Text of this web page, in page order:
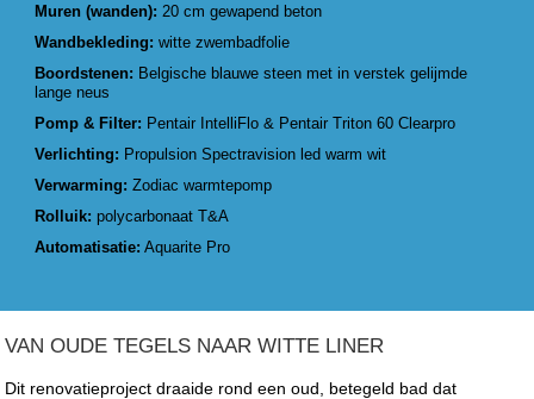
Muren (wanden): 20 cm gewapend beton
Wandbekleding:witte zwembadfolie
Boordstenen: Belgische blauwe steen met in verstek gelijmde
lange neus
Pomp & Filter: Pentair IntelliFlo & Pentair Triton 60 Clearpro
Verlichting: Propulsion Spectravision led warm wit
Verwarming: Zodiac warmtepomp
Rolluik:polycarbonaat T&A
Automatisatie: Aquarite Pro
VAN OUDE TEGELS NAAR WITTE LINER
Dit renovatieproject draaide rond een oud, betegeld bad dat